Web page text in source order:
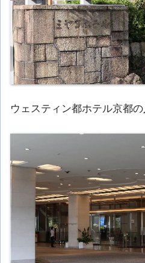
ウェスティン都ホテル京都の